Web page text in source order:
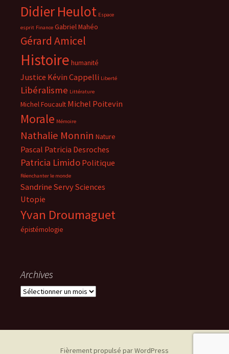
Didier Heulot Espace
esprit Finance Gabriel Mahéo
Gérard Amicel
Histoire humanité
Justice Kévin Cappelli Liberté
Libéralisme Littérature
Michel Foucault Michel Poitevin
Morale Mémoire
Nathalie Monnin Nature
Pascal Patricia Desroches
Patricia Limido Politique
Réenchanter le monde
Sandrine ServySciences
Utopie
Yvan Droumaguet
épistémologie
Archives
Archives
Fièrement propulsé par WordPress